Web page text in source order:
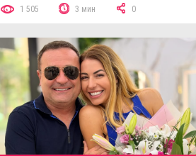
1 505 3 мин 0